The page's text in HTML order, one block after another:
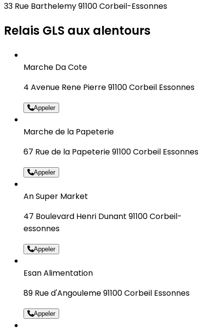
33 Rue Barthelemy 91100 Corbeil-Essonnes
Relais GLS aux alentours
Marche Da Cote
4 Avenue Rene Pierre 91100 Corbeil Essonnes
Appeler
Marche de la Papeterie
67 Rue de la Papeterie 91100 Corbeil Essonnes
Appeler
An Super Market
47 Boulevard Henri Dunant 91100 Corbeil-
essonnes
Appeler
Esan Alimentation
89 Rue d'Angouleme 91100 Corbeil Essonnes
Appeler